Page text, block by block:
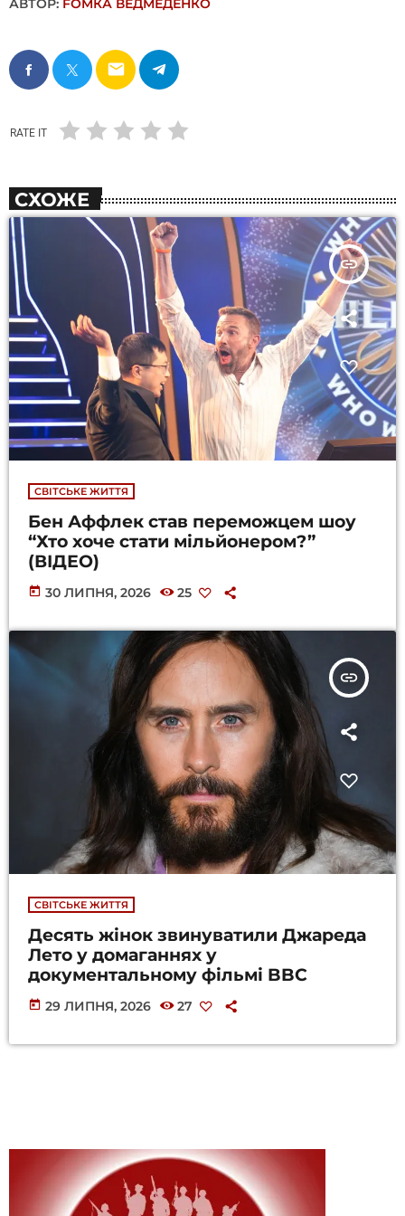
АВТОР: FОMКА ВЕДМЕДЕНКО
email
RATE IT
СХОЖЕ
insert_link
СВІТСЬКЕ ЖИТТЯ
Бен Аффлек став переможцем шоу
“Хто хоче стати мільйонером?”
(ВІДЕО)
today 30 ЛИПНЯ, 2026 25
insert_link
СВІТСЬКЕ ЖИТТЯ
Десять жінок звинуватили Джареда
Лето у домаганнях у
документальному фільмі BBC
today 29 ЛИПНЯ, 2026 27